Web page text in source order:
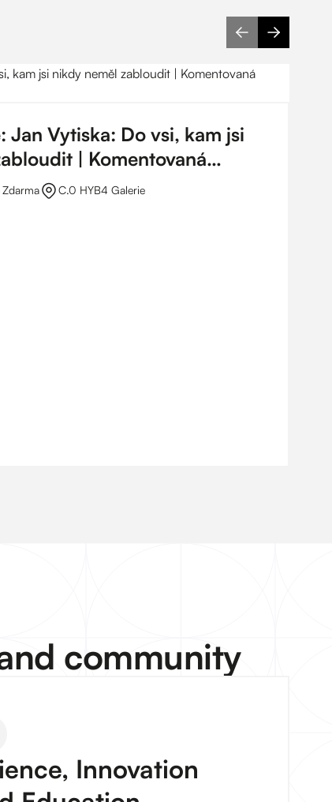
Jan Vytiska: Do vsi, kam jsi
| Komentovaná
Zdarma C.0 HYB4 Galerie
community
Innovation